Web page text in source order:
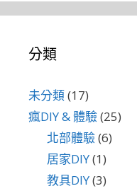
分類
未分類(17)
瘋DIY & 體驗(25)
北部體驗(6)
居家DIY(1)
教具DIY(3)